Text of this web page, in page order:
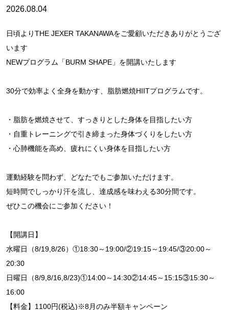
2026.08.04
日頃よりTHE JEXER TAKANAWAをご愛顧いただきありがとうござ
います
NEWプログラム「BURM SHAPE」を開講いたします
30分で効率よく全身を動かす、脂肪燃焼HIITプログラムです。
・脂肪を燃焼させて、すっきりとした身体を目指したい方
・自重トレーニングで引き締まった身体づくりをしたい方
・心肺機能を高め、疲れにくい身体を目指したい方
運動経験を問わず、どなたでもご参加いただけます。
短時間でしっかり汗を流し、達成感を味わえる30分間です。
ぜひこの機会にご参加ください！
【開講日】
水曜日（8/19,8/26）①18:30～19:00/②19:15～19:45/③20:00～
20:30
日曜日（8/9,8/16,8/23)①14:00～14:30②14:45～15:15③15:30～
16:00
【料金】1100円(税込)※8月のみ半額キャンペーン